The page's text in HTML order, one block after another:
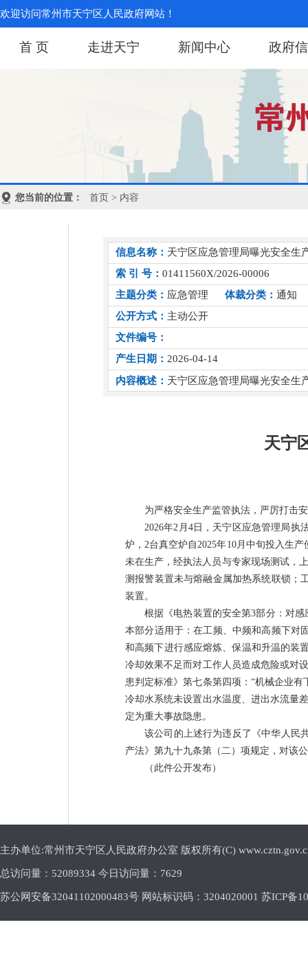
欢迎访问常州市天宁区人民政府网站！
首 页 走进天宁 新闻中心 政府
您当前的位置： 首页 > 内容
信息名称： 天宁区应急管理局曝光安全生
索 引 号： 01411560X/2026-00006
主题分类： 应急管理 体裁分类： 通知
公开方式： 主动公开
文件编号：
产生日期： 2026-04-14
内容概述： 天宁区应急管理局曝光安全生
天宁
为严格安全生产监管执法，严厉打击
2026年2月4日，天宁区应急管理局执
炉 ，2台真空炉自2025年10月中旬投入生
未在生产，经执法人员与专家现场测试，
测报警装置未与熔融金属加热系统联锁；
装置。
根据 《电热装置的安全第3部分：对感
本部分适用于：在工频、中频和高频下对
和高频下进行感应熔炼、保温和升温的装
冷却效果不足而对工作人员造成危险或对
患判定标准》第七条第四项： “机械企业有
冷却水系统未设置出水温度、进出水流量
定为重大事故隐患。
该公司的上述行为违反了《中华人民
产法》第九十九条第（二）项规定，对该
（此件公开发布）
主办单位:常州市天宁区人民政府办公室 版权所有(C)
总访问量： 52089334 今日访问量： 7629
苏公网安备32041102000483号 网站标识码：3204020001 苏ICP备